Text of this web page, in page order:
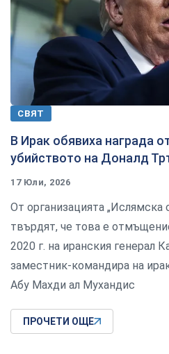
СВЯТ
В Ирак обявиха награда
убийството на Доналд
17 Юли, 2026
От организацията „Ислямска
твърдят, че това е
2020 г. на иранския генерал
заместник-командира на
Абу Махди ал Мухандис
ПРОЧЕТИ ОЩЕ